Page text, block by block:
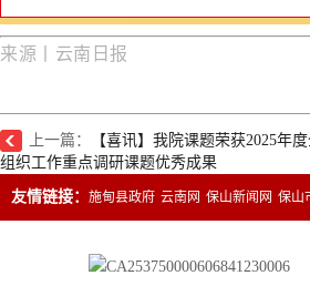
来源 丨云南日报
上一篇：
【喜讯】我院课题荣获2025年
组织工作重点调研课题优秀成果
友情链接： 施甸县政府 云南网 保山新闻网 保山